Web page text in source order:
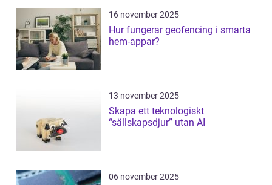
16 november 2025
Hur fungerar geofencing i smarta
hem-appar?
13 november 2025
Skapa ett teknologiskt
“sällskapsdjur” utan AI
06 november 2025